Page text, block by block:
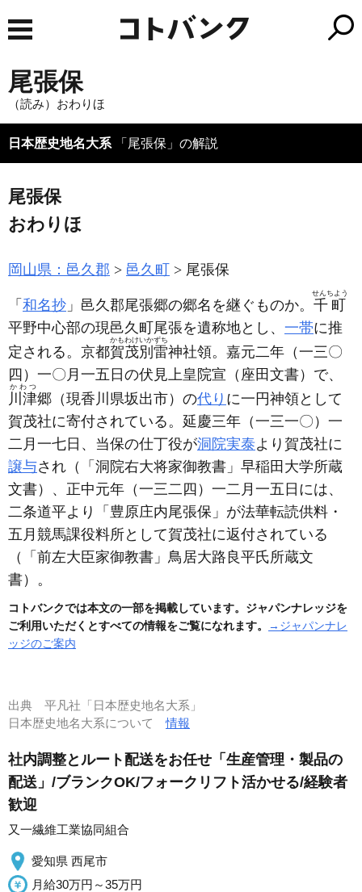
尾張保
（読み）おわりほ
日本歴史地名大系 「尾張保」の解説
尾張保
おわりほ
岡山県：邑久郡 邑久町 尾張保
「 和名抄 」邑久郡尾張郷の郷名を継ぐものか。 千町
せんちよう
平野中心部の現邑久町尾張を遺称地とし、 一帯に推
定される。京都賀茂別雷
かもわけいかずち
神社領。嘉元二年 （一三〇
四） 一〇月一五日の伏見上皇院宣 （座田文書） で、
川津
かわつ
郷 （現香川県坂出市） の代り に一円神領として
賀茂社に寄付されている。延慶三年 （一三一〇） 一
二月一七日、当保の仕丁役が洞院実泰より賀茂社に
譲与され （「洞院右大将家御教書」早稲田大学所蔵
文書） 、正中元年 （一三二四） 一二月一五日には、
二条道平より「豊原庄内尾張保」が法華転読供料・
五月競馬課役料所として賀茂社に返付されている
（「前左大臣家御教書」鳥居大路良平氏所蔵文
書） 。
コトバンクでは本文の一部を掲載しています。ジャパンナレッジを
ご利用いただくとすべての情報をご覧になれます。
→ジャパンナレ
ッジのご案内
出典 平凡社「日本歴史地名大系」
日本歴史地名大系について情報
社内調整とルート配送をお任せ「生産管理・製品の
配送」/ブランクOK/フォークリフト活かせる/経験者
歓迎
又一繊維工業協同組合
愛知県 西尾市
月給30万円～35万円